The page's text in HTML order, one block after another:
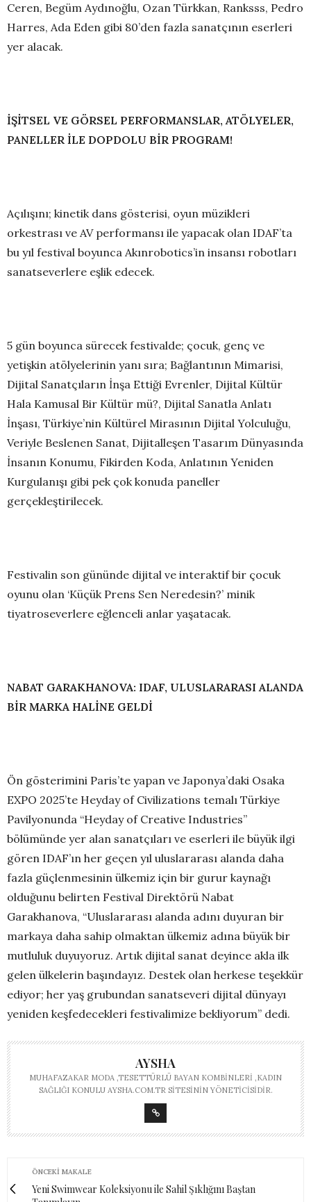
Ceren, Begüm Aydınoğlu, Ozan Türkkan, Ranksss, Pedro
Harres, Ada Eden gibi 80’den fazla sanatçının eserleri
yer alacak.
İŞİTSEL VE GÖRSEL PERFORMANSLAR, ATÖLYELER,
PANELLER İLE DOPDOLU BİR PROGRAM!
Açılışını; kinetik dans gösterisi, oyun müzikleri
orkestrası ve AV performansı ile yapacak olan IDAF’ta
bu yıl festival boyunca Akınrobotics’in insansı robotları
sanatseverlere eşlik edecek.
5 gün boyunca sürecek festivalde; çocuk, genç ve
yetişkin atölyelerinin yanı sıra; Bağlantının Mimarisi,
Dijital Sanatçıların İnşa Ettiği Evrenler, Dijital Kültür
Hala Kamusal Bir Kültür mü?, Dijital Sanatla Anlatı
İnşası, Türkiye’nin Kültürel Mirasının Dijital Yolculuğu,
Veriyle Beslenen Sanat, Dijitalleşen Tasarım Dünyasında
İnsanın Konumu, Fikirden Koda, Anlatının Yeniden
Kurgulanışı gibi pek çok konuda paneller
gerçekleştirilecek.
Festivalin son gününde dijital ve interaktif bir çocuk
oyunu olan ‘Küçük Prens Sen Neredesin?’ minik
tiyatroseverlere eğlenceli anlar yaşatacak.
NABAT GARAKHANOVA: IDAF, ULUSLARARASI ALANDA
BİR MARKA HALİNE GELDİ
Ön gösterimini Paris’te yapan ve Japonya’daki Osaka
EXPO 2025’te Heyday of Civilizations temalı Türkiye
Pavilyonunda “Heyday of Creative Industries”
bölümünde yer alan sanatçıları ve eserleri ile büyük ilgi
gören IDAF’ın her geçen yıl uluslararası alanda daha
fazla güçlenmesinin ülkemiz için bir gurur kaynağı
olduğunu belirten Festival Direktörü Nabat
Garakhanova, “Uluslararası alanda adını duyuran bir
markaya daha sahip olmaktan ülkemiz adına büyük bir
mutluluk duyuyoruz. Artık dijital sanat deyince akla ilk
gelen ülkelerin başındayız. Destek olan herkese teşekkür
ediyor; her yaş grubundan sanatseveri dijital dünyayı
yeniden keşfedecekleri festivalimize bekliyorum” dedi.
AYSHA
MUHAFAZAKAR MODA ,TESETTÜRLÜ BAYAN KOMBINLERI ,KADIN
SAĞLIĞI KONULU AYSHA.COM.TR SITESININ YÖNETICISIDIR.
ÖNCEKI MAKALE
Yeni Swimwear Koleksiyonu ile Sahil Şıklığını Baştan